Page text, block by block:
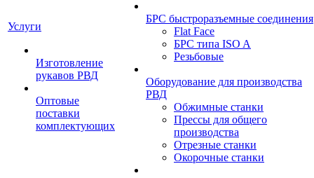
Услуги
Изготовление
рукавов РВД
Оптовые
поставки
комплектующих
БРС быстроразъемные соединения
Flat Face
БРС типа ISO A
Резьбовые
Оборудование для производства
РВД
Обжимные станки
Прессы для общего
производства
Отрезные станки
Окорочные станки